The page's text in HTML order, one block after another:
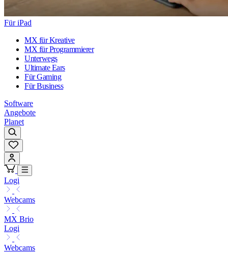
Für iPad
MX für Kreative
MX für Programmierer
Unterwegs
Ultimate Ears
Für Gaming
Für Business
Software
Angebote
Planet
Logi
Webcams
MX Brio
Logi
Webcams